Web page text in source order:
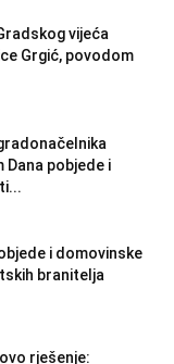
vijeća
Grgić, povodom
Dana pobjede i
i domovinske
branitelja
rješenje: